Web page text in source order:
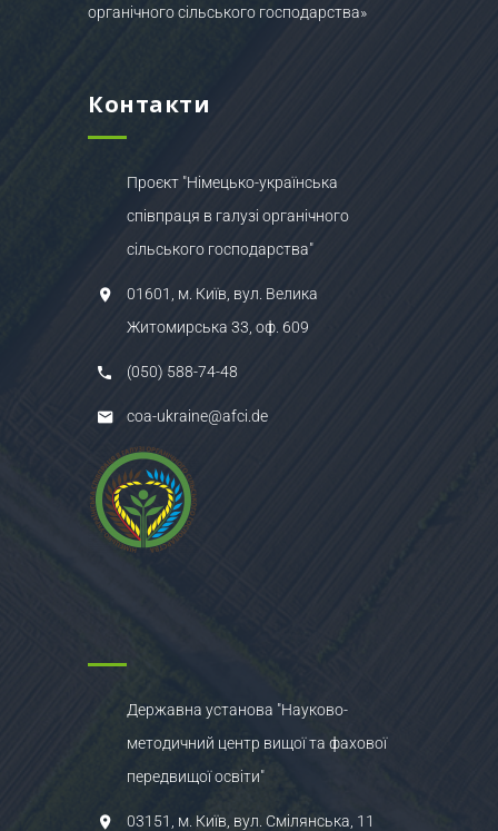
органічного сільського господарства»
Контакти
Проєкт "Німецько-українська
співпраця в галузі органічного
сільського господарства"
01601, м. Київ, вул. Велика
Житомирська 33, оф. 609
(050) 588-74-48
coa-ukraine@afci.de
Державна установа "Науково-
методичний центр вищої та фахової
передвищої освіти"
03151, м. Київ, вул. Смілянська, 11